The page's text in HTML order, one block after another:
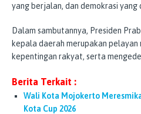
yang berjalan, dan demokrasi yang
Dalam sambutannya, Presiden
kepala daerah merupakan
kepentingan rakyat, serta
Berita Terkait :
Wali Kota Mojokerto
Kota Cup 2026